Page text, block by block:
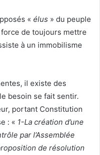
« élus » du peuple
de toujours mettre
à un immobilisme
il existe des
besoin se fait sentir.
portant Constitution
: « 1-La création d’une
par l’Assemblée
de résolution